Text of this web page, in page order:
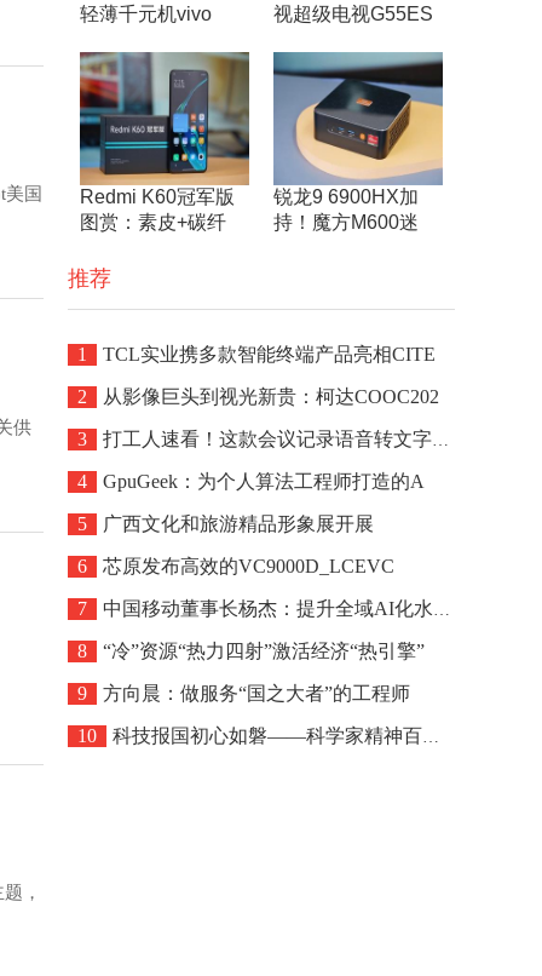
国
供
，
轻薄千元机vivo
视超级电视G55ES
Redmi K60冠军版
图赏：素皮+碳纤
锐龙9 6900HX加
持！魔方M600迷
推荐
1 TCL实业携多款智能终端产品亮相CITE
2 从影像巨头到视光新贵：柯达COOC202
3 打工人速看！这款会议记录语音转文字工具真
4 GpuGeek：为个人算法工程师打造的A
5 广西文化和旅游精品形象展开展
6 芯原发布高效的VC9000D_LCEVC
7 中国移动董事长杨杰：提升全域AI化水平，
8 “冷”资源“热力四射”激活经济“热引擎”
9 方向晨：做服务“国之大者”的工程师
10 科技报国初心如磐——科学家精神百场讲坛走